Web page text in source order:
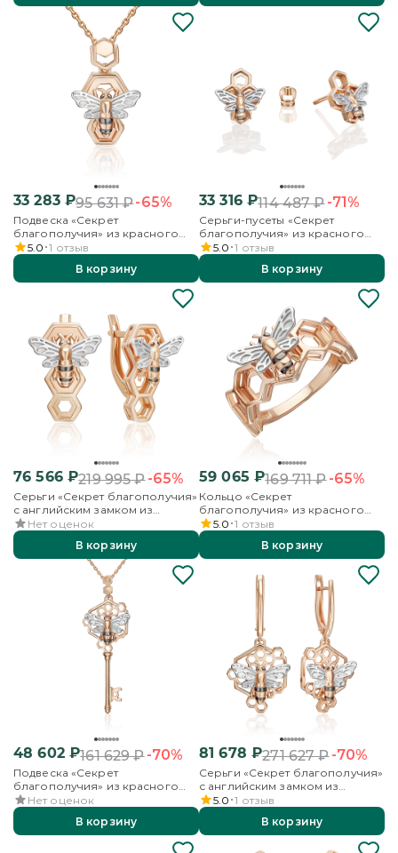
33 283₽95 631₽-65%
Подвеска «Секрет
благополучия» из красного
золота
5.0 1 отзыв
В корзину
33 316₽114 487₽-71%
Серьги-пусеты «Секрет
благополучия» из красного
золота
5.0 1 отзыв
В корзину
76 566₽219 995₽-65%
Серьги «Секрет благополучия»
с английским замком из
красного золота
Нет оценок
В корзину
59 065 ₽169 711₽-65%
Кольцо «Секрет
благополучия» из красного
золота
5.0 1 отзыв
В корзину
48 602₽161 629₽-70%
Подвеска «Секрет
благополучия» из красного
золота
Нет оценок
В корзину
81 678 ₽271 627₽-70%
Серьги «Секрет благополучия»
с английским замком из
красного золота
5.0 1 отзыв
В корзину